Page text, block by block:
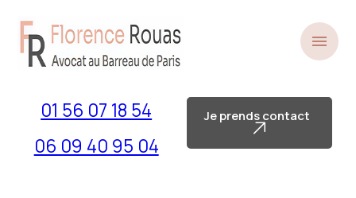
menu
01 56 07 18 54
06 09 40 95 04
Je prends contact